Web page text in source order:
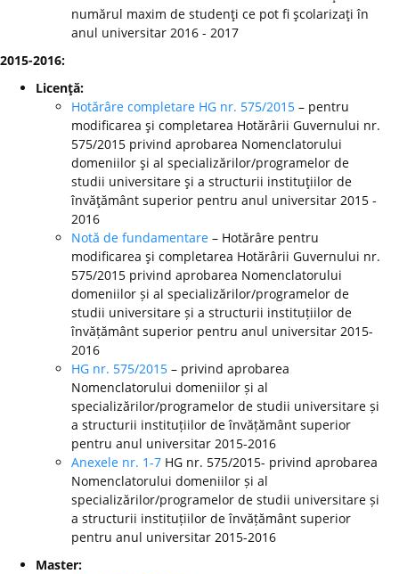
numărul maxim de studenţi ce pot fi şcolarizaţi în
anul universitar 2016 - 2017
2015-2016:
Licenţă:
Hotărâre completare HG nr. 575/2015 – pentru
modificarea şi completarea Hotărârii Guvernului nr.
575/2015 privind aprobarea Nomenclatorului
domeniilor şi al specializărilor/programelor de
studii universitare şi a structurii instituţiilor de
învăţământ superior pentru anul universitar 2015 -
2016
Notă de fundamentare – Hotărâre pentru
modificarea şi completarea Hotărârii Guvernului nr.
575/2015 privind aprobarea Nomenclatorului
domeniilor și al specializărilor/programelor de
studii universitare și a structurii instituțiilor de
învățământ superior pentru anul universitar 2015-
2016
HG nr. 575/2015 – privind aprobarea
Nomenclatorului domeniilor și al
specializărilor/programelor de studii universitare și
a structurii instituțiilor de învățământ superior
pentru anul universitar 2015-2016
Anexele nr. 1-7 HG nr. 575/2015- privind aprobarea
Nomenclatorului domeniilor și al
specializărilor/programelor de studii universitare și
a structurii instituțiilor de învățământ superior
pentru anul universitar 2015-2016
Master: